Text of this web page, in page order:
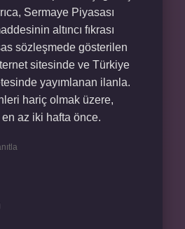
Sermaye Piyasası
altıncı fıkrası
sözleşmede gösterilen
sitesinde ve Türkiye
yayımlanan ilanla.
hariç olmak üzere,
az iki hafta önce.